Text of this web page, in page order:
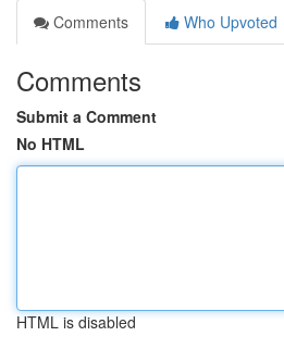
Comments
Who Upvoted
Comments
Submit a Comment
No HTML
HTML is disabled